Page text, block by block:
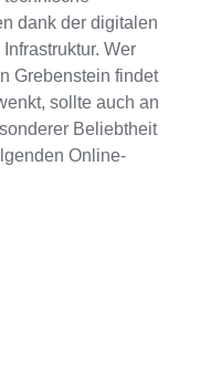
dank der digitalen
Wer
Grebenstein findet
sollte auch an
Beliebtheit
Online-